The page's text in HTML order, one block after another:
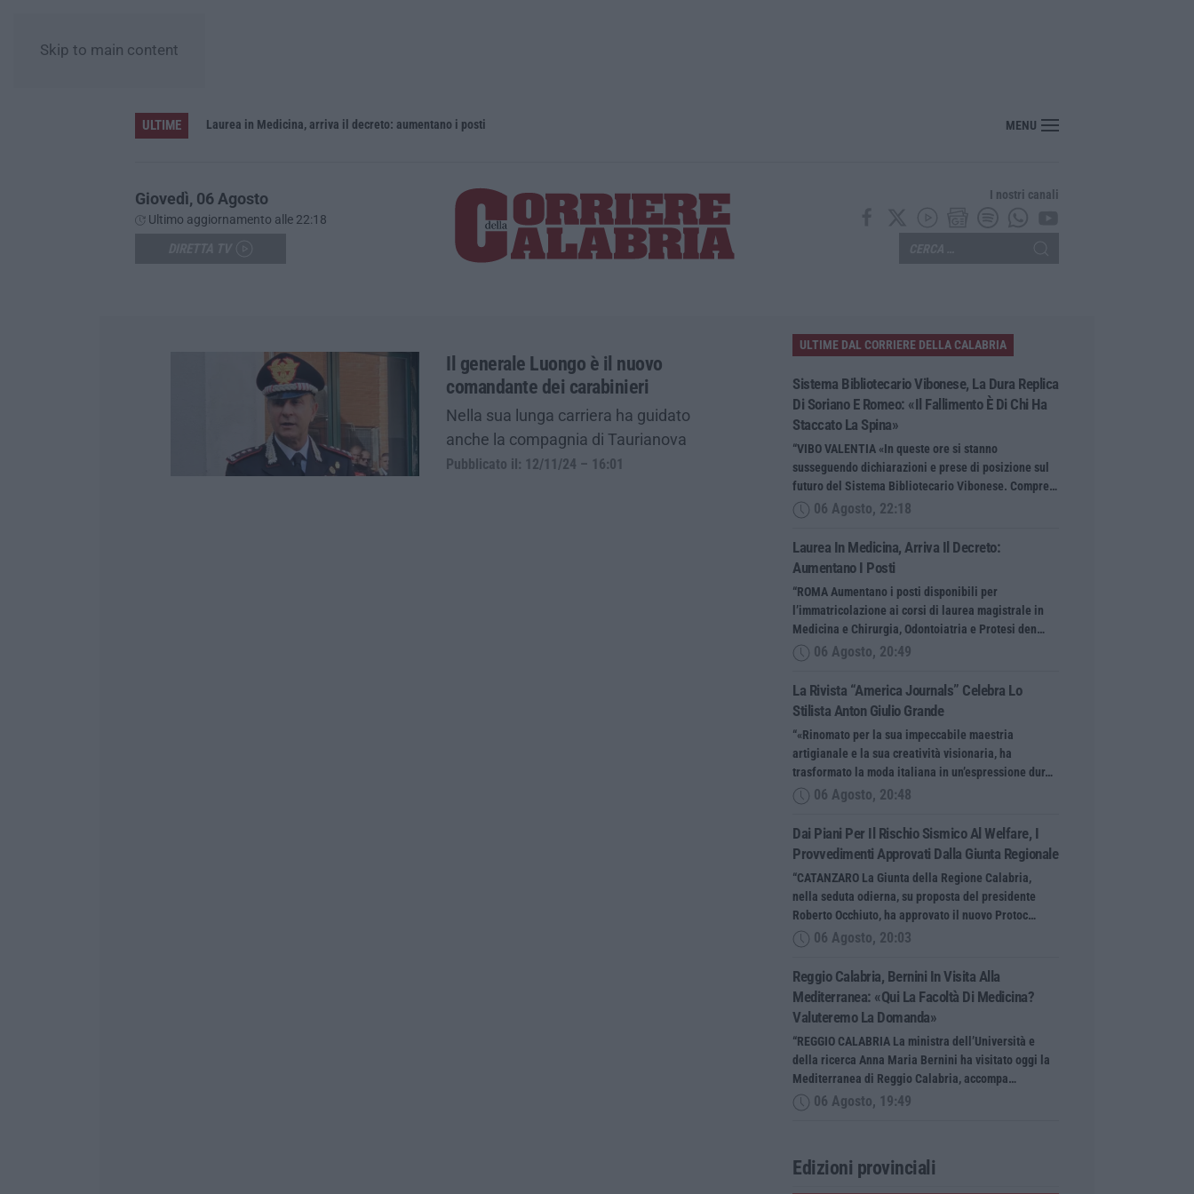
Skip to main content
ULTIME
Sistema bibliotecario vibonese, la dura replica di Soriano e Romeo: «Il fallimento è di chi ha staccato la spina» Laurea in Medicina, arriva il decreto: aumentano i posti La rivista “America Journals” celebra lo stilista Anton Giulio Grande
MENU
Giovedì, 06 Agosto
Ultimo aggiornamento alle 22:18
I nostri canali
Il generale Luongo è il nuovo
comandante dei carabinieri
Nella sua lunga carriera ha guidato
anche la compagnia di Taurianova
Pubblicato il: 12/11/24 – 16:01
ULTIME DAL CORRIERE DELLA CALABRIA
Sistema Bibliotecario Vibonese, La Dura Replica
Di Soriano E Romeo: «Il Fallimento È Di Chi Ha
Staccato La Spina»
“VIBO VALENTIA «In queste ore si stanno
susseguendo dichiarazioni e prese di posizione sul
futuro del Sistema Bibliotecario Vibonese. Compre…
06 Agosto, 22:18
Laurea In Medicina, Arriva Il Decreto:
Aumentano I Posti
“ROMA Aumentano i posti disponibili per
l’immatricolazione ai corsi di laurea magistrale in
Medicina e Chirurgia, Odontoiatria e Protesi den…
06 Agosto, 20:49
La Rivista “America Journals” Celebra Lo
Stilista Anton Giulio Grande
“«Rinomato per la sua impeccabile maestria
artigianale e la sua creatività visionaria, ha
trasformato la moda italiana in un’espressione dur…
06 Agosto, 20:48
Dai Piani Per Il Rischio Sismico Al Welfare, I
Provvedimenti Approvati Dalla Giunta Regionale
“CATANZARO La Giunta della Regione Calabria,
nella seduta odierna, su proposta del presidente
Roberto Occhiuto, ha approvato il nuovo Protoc…
06 Agosto, 20:03
Reggio Calabria, Bernini In Visita Alla
Mediterranea: «Qui La Facoltà Di Medicina?
Valuteremo La Domanda»
“REGGIO CALABRIA La ministra dell’Università e
della ricerca Anna Maria Bernini ha visitato oggi la
Mediterranea di Reggio Calabria, accompa…
06 Agosto, 19:49
Edizioni provinciali